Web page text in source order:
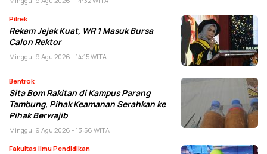
Pilrek
Rekam Jejak Kuat, WR 1 Masuk Bursa
Calon Rektor
Minggu, 9 Agu 2026 - 14:15 WITA
Bentrok
Sita Bom Rakitan di Kampus Parang
Tambung, Pihak Keamanan Serahkan ke
Pihak Berwajib
Minggu, 9 Agu 2026 - 13:56 WITA
Fakultas Ilmu Pendidikan